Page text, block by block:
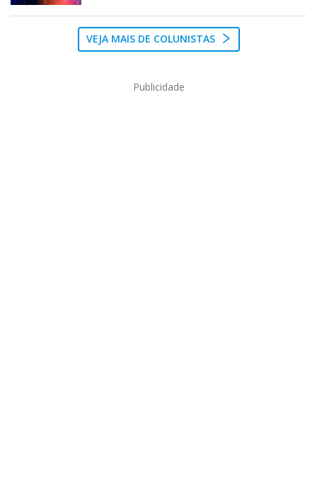
VEJA MAIS DE COLUNISTAS
Publicidade